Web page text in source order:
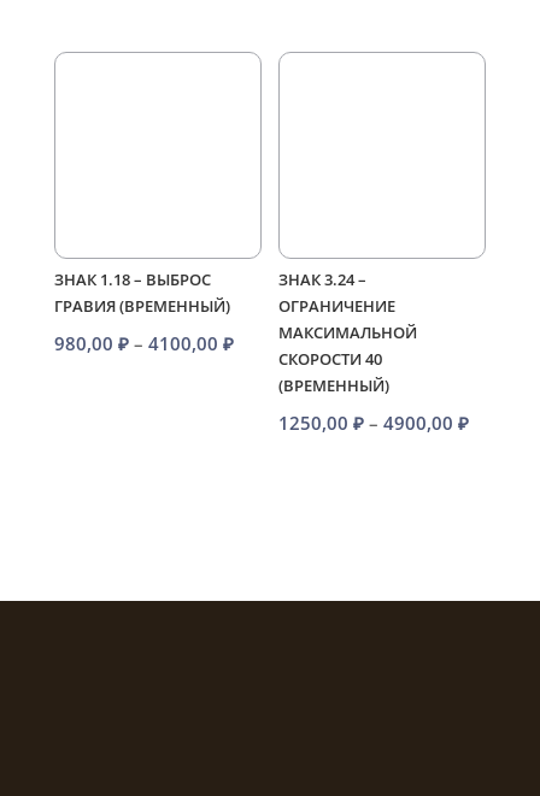
–
890,00 ₽
ЗНАК 1.18 – ВЫБРОС
ГРАВИЯ (ВРЕМЕННЫЙ)
980,00 ₽ – 4100,00 ₽Диапазон
ЗНАК 3.24 –
ОГРАНИЧЕНИЕ
МАКСИМАЛЬНОЙ
СКОРОСТИ 40
(ВРЕМЕННЫЙ)
1250,00₽ – 4900,00₽